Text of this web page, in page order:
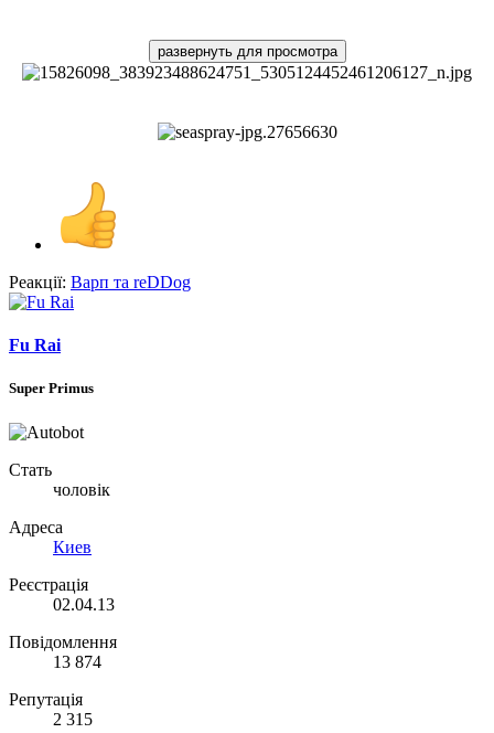
развернуть для просмотра
Реакції: Варп та reDDog
Fu Rai
Super Primus
Стать
чоловік
Адреса
Киев
Реєстрація
02.04.13
Повідомлення
13 874
Репутація
2 315